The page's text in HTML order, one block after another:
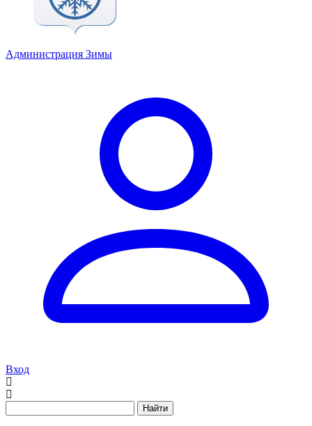
Администрация Зимы
Вход
Найти